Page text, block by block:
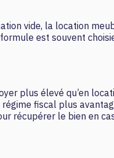
vide, la location
est souvent
plus élevé qu’en
fiscal plus
récupérer le bien en